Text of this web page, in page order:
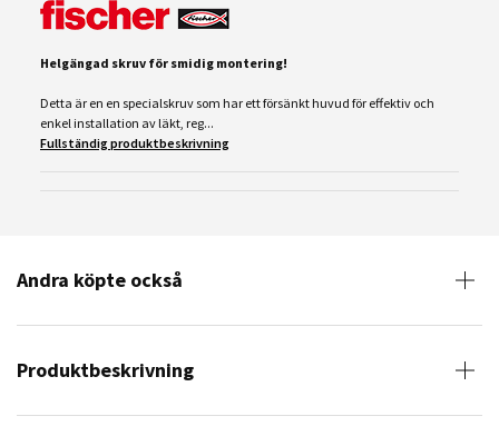
Helgängad skruv för smidig montering!
Detta är en en specialskruv som har ett försänkt huvud för effektiv och
enkel installation av läkt, reg...
Fullständig produktbeskrivning
Andra köpte också
Produktbeskrivning